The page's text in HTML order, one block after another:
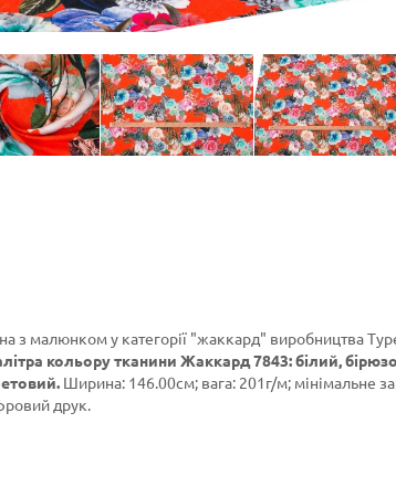
з малюнком у категорії "жаккард" виробництва
кольору тканини Жаккард 7843: білий,
Ширина: 146.00см; вага: 201г/м; мінімальне
друк.